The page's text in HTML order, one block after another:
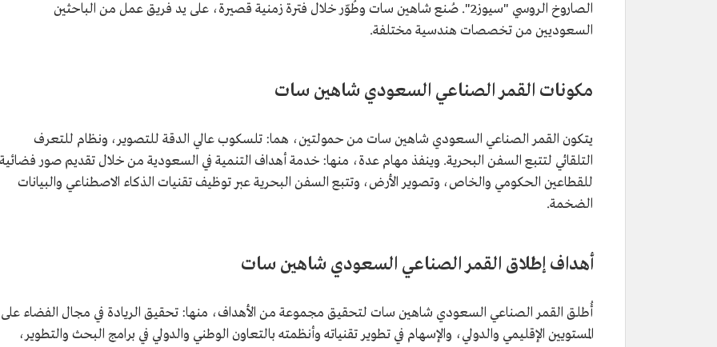
الصاروخ الروسي "سيوز2". صُنع شاهين سات وطُوّر خلال فترة زمنية قصيرة، على يد فريق عمل من الباحثين
السعوديين من تخصصات هندسية مختلفة.
مكونات القمر الصناعي السعودي شاهين سات
يتكون القمر الصناعي السعودي شاهين سات من حمولتين، هما: تلسكوب عالي الدقة للتصوير، ونظام للتعرف
التلقائي لتتبع السفن البحرية. وينفذ مهام عدة، منها: خدمة أهداف التنمية في السعودية من خلال تقديم صور فضائية
للقطاعين الحكومي والخاص، وتصوير الأرض، وتتبع السفن البحرية عبر توظيف تقنيات الذكاء الاصطناعي والبيانات
الضخمة.
أهداف إطلاق القمر الصناعي السعودي شاهين سات
أُطلق القمر الصناعي السعودي شاهين سات لتحقيق مجموعة من الأهداف، منها: تحقيق الريادة في مجال الفضاء على
المستويين الإقليمي والدولي، والإسهام في تطوير تقنياته وأنظمته بالتعاون الوطني والدولي في برامج البحث والتطوير،